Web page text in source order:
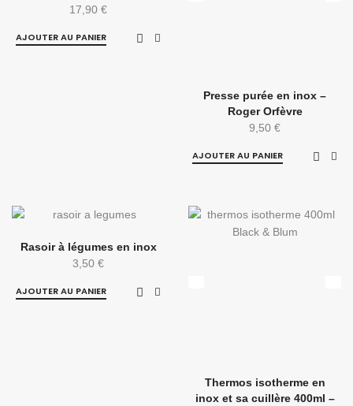
17,90 €
AJOUTER AU PANIER
Presse purée en inox –
Roger Orfèvre
9,50 €
AJOUTER AU PANIER
Rasoir à légumes en inox
3,50 €
AJOUTER AU PANIER
Thermos isotherme en
inox et sa cuillère 400ml –